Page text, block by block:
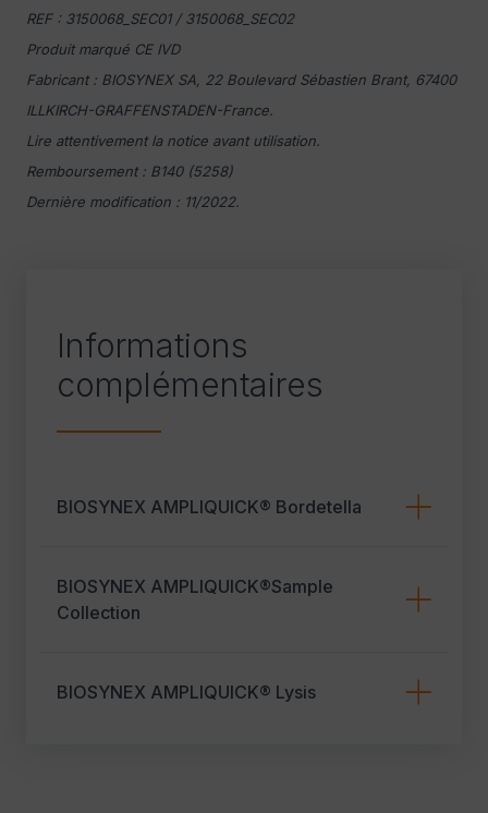
REF : 3150068_SEC01 / 3150068_SEC02
Produit marqué CE IVD
Fabricant : BIOSYNEX SA, 22 Boulevard Sébastien Brant, 67400
ILLKIRCH-GRAFFENSTADEN-France.
Lire attentivement la notice avant utilisation.
Remboursement : B140 (5258)
Dernière modification : 11/2022.
Informations
complémentaires
BIOSYNEX AMPLIQUICK® Bordetella
BIOSYNEX AMPLIQUICK®Sample
Collection
BIOSYNEX AMPLIQUICK® Lysis